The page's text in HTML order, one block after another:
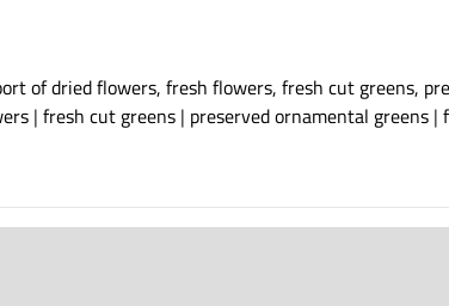
of dried flowers, fresh flowers, fresh cut greens,
| fresh cut greens| preserved ornamental greens|